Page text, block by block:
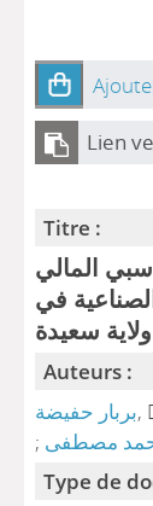
Lien
Titre :
المالي
في
ولاية سعيدة
Auteurs :
بربار حفيضة,
; مصطفى
Type de